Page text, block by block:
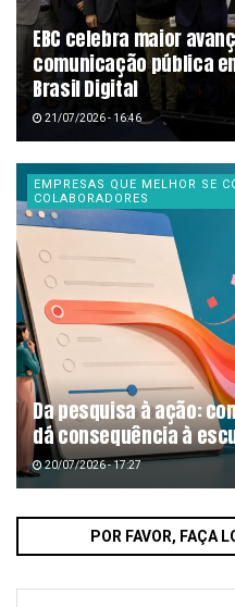
EBC celebra maior
comunicação pública
Brasil Digital
21/07/2026 - 16:46
EMPRESAS QUE MELHOR SE
COLABORADORES
Da pesquisa à ação:
dá consequência à
20/07/2026 - 17:27
POR FAVOR, FAÇA